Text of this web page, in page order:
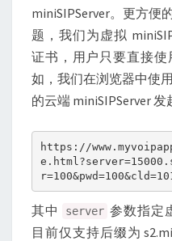
miniSIPServer。更方便
题，我们为虚拟
证书，用户只要直接
如，我们在浏览器中使
的云端 miniSIPServer 发
https://
其中 server 参数指定
目前仅支持后缀为